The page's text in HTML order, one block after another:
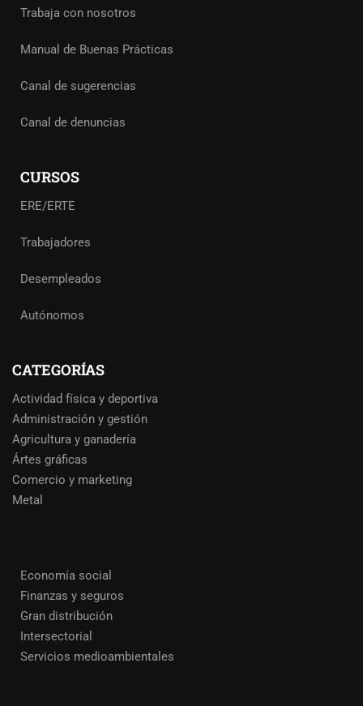
Trabaja con nosotros
Manual de Buenas Prácticas
Canal de sugerencias
Canal de denuncias
CURSOS
ERE/ERTE
Trabajadores
Desempleados
Autónomos
CATEGORÍAS
Actividad física y deportiva
Administración y gestión
Agricultura y ganadería
Ártes gráficas
Comercio y marketing
Metal
Economía social
Finanzas y seguros
Gran distribución
Intersectorial
Servicios medioambientales